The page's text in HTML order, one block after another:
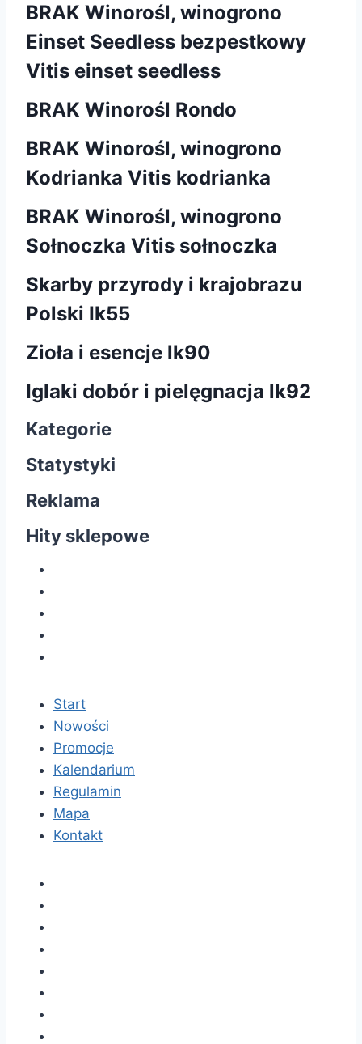
BRAK Winorośl, winogrono
Einset Seedless bezpestkowy
Vitis einset seedless
BRAK Winorośl Rondo
BRAK Winorośl, winogrono
Kodrianka Vitis kodrianka
BRAK Winorośl, winogrono
Sołnoczka Vitis sołnoczka
Skarby przyrody i krajobrazu
Polski Ik55
Zioła i esencje lk90
Iglaki dobór i pielęgnacja lk92
Kategorie
Statystyki
Reklama
Hity sklepowe
Start
Nowości
Promocje
Kalendarium
Regulamin
Mapa
Kontakt